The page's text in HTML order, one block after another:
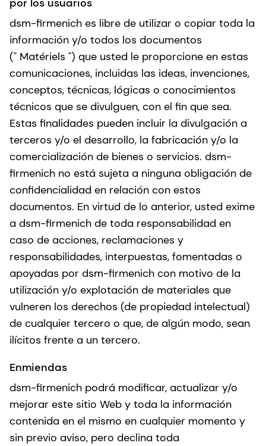
por los usuarios
dsm-firmenich es libre de utilizar o copiar toda la
información y/o todos los documentos
(" Matériels ") que usted le proporcione en estas
comunicaciones, incluidas las ideas, invenciones,
conceptos, técnicas, lógicas o conocimientos
técnicos que se divulguen, con el fin que sea.
Estas finalidades pueden incluir la divulgación a
terceros y/o el desarrollo, la fabricación y/o la
comercialización de bienes o servicios. dsm-
firmenich no está sujeta a ninguna obligación de
confidencialidad en relación con estos
documentos. En virtud de lo anterior, usted exime
a dsm-firmenich de toda responsabilidad en
caso de acciones, reclamaciones y
responsabilidades, interpuestas, fomentadas o
apoyadas por dsm-firmenich con motivo de la
utilización y/o explotación de materiales que
vulneren los derechos (de propiedad intelectual)
de cualquier tercero o que, de algún modo, sean
ilícitos frente a un tercero.
Enmiendas
dsm-firmenich podrá modificar, actualizar y/o
mejorar este sitio Web y toda la información
contenida en el mismo en cualquier momento y
sin previo aviso, pero declina toda